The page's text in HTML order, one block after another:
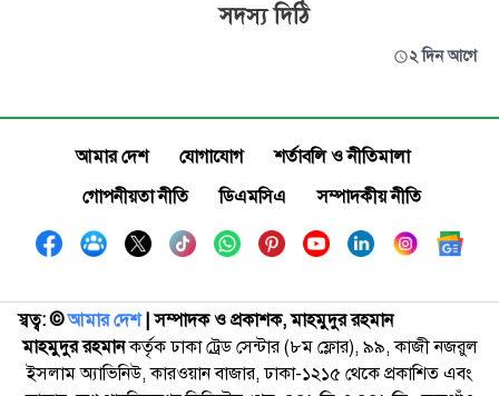
সদস্য দিঠি
২ দিন আগে
আমার দেশ যোগাযোগ
শর্তাবলি ও নীতিমালা
গোপনীয়তা নীতি
ডিএমসিএ সম্পাদকীয় নীতি
স্বত্ব: ©️আমার দেশ| সম্পাদক ও প্রকাশক, মাহমুদুর রহমান
মাহমুদুর রহমানকর্তৃক ঢাকা ট্রেড সেন্টার (৮ম ফ্লোর), ৯৯, কাজী নজরুল
ইসলাম অ্যাভিনিউ, কারওয়ান বাজার, ঢাকা-১২১৫ থেকে প্রকাশিত এবং